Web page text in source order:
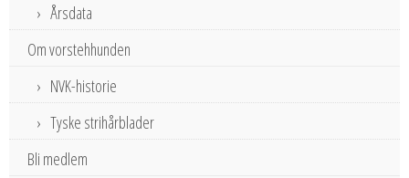
Årsdata
Om vorstehhunden
NVK-historie
Tyske strihårblader
Bli medlem